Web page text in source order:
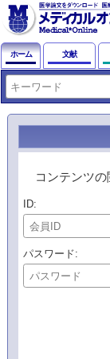
ホーム 文献
コンテンツの
ID
パスワード